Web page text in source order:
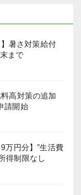
暑さ対策給付
まで
高対策の追加
請開始
万円分】”生活費
得制限なし